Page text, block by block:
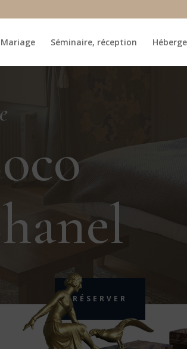
Mariage Séminaire, réception
RÉSERVER